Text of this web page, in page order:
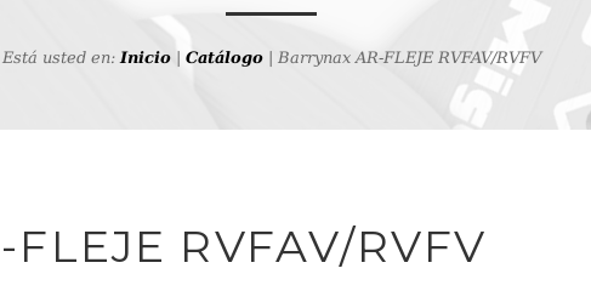
Está usted en:Inicio Catálogo | Barrynax AR-FLEJE RVFAV/RVFV
FLEJE RVFAV/RVFV